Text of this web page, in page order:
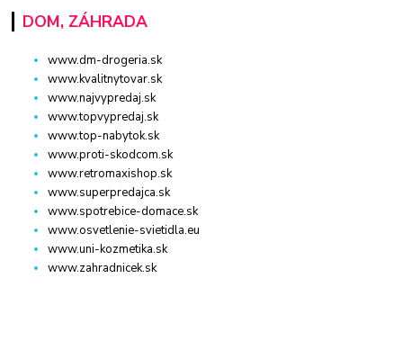
DOM, ZÁHRADA
www.dm-drogeria.sk
www.kvalitnytovar.sk
www.najvypredaj.sk
www.topvypredaj.sk
www.top-nabytok.sk
www.proti-skodcom.sk
www.retromaxishop.sk
www.superpredajca.sk
www.spotrebice-domace.sk
www.osvetlenie-svietidla.eu
www.uni-kozmetika.sk
www.zahradnicek.sk